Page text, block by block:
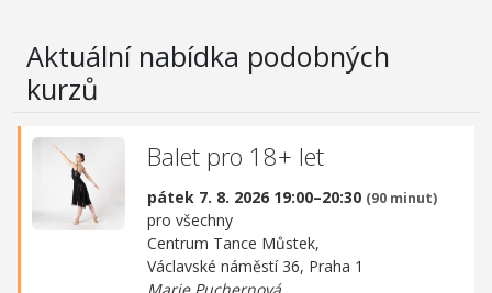
Aktuální nabídka podobných
kurzů
Balet pro 18+ let
pátek 7. 8. 2026 19:00–20:30 (90 minut)
pro všechny
Centrum Tance Můstek,
Václavské náměstí 36, Praha 1